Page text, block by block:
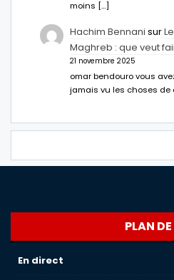
moins […]
Hachim Bennani sur
Maghreb : que veut
21 novembre 2025
omar bendouro vous
jamais vu les choses de
PLAN
En direct